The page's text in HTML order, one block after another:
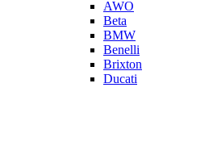
AWO
Beta
BMW
Benelli
Brixton
Ducati